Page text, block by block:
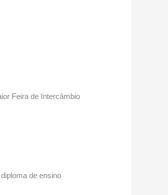
Feira de Intercâmbio
de ensino